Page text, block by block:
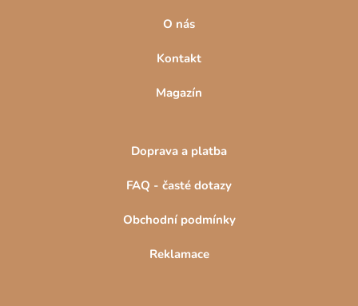
O nás
Kontakt
Magazín
Doprava a platba
FAQ - časté dotazy
Obchodní podmínky
Reklamace